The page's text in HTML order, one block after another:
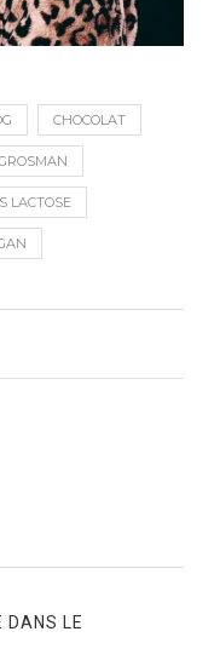
CHOCOLAT
LACTOSE
DANS LE